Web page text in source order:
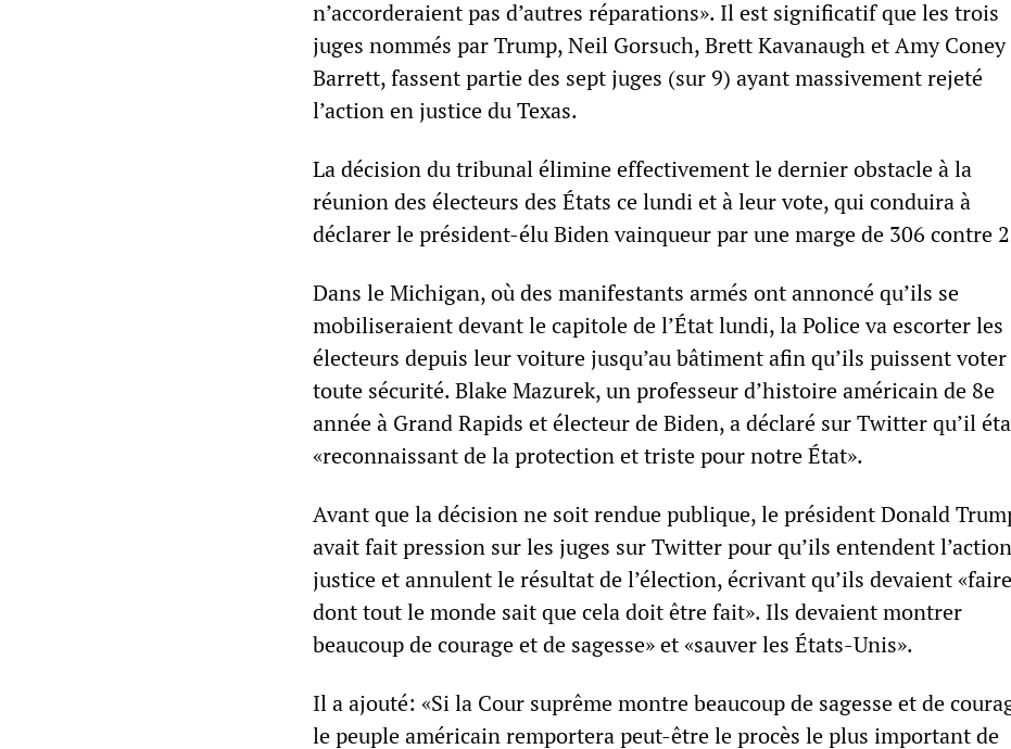
n’accorderaient pas d’autres réparations». Il est significatif que les trois
juges nommés par Trump, Neil Gorsuch, Brett Kavanaugh et Amy Coney
Barrett, fassent partie des sept juges (sur 9) ayant massivement rejeté
l’action en justice du Texas.
La décision du tribunal élimine effectivement le dernier obstacle à la
réunion des électeurs des États ce lundi et à leur vote, qui conduira à
déclarer le président-élu Biden vainqueur par une marge de 306 contre
Dans le Michigan, où des manifestants armés ont annoncé qu’ils se
mobiliseraient devant le capitole de l’État lundi, la Police va escorter les
électeurs depuis leur voiture jusqu’au bâtiment afin qu’ils puissent
toute sécurité. Blake Mazurek, un professeur d’histoire américain de 8e
année à Grand Rapids et électeur de Biden, a déclaré sur Twitter qu’il
«reconnaissant de la protection et triste pour notre État».
Avant que la décision ne soit rendue publique, le président Donald
avait fait pression sur les juges sur Twitter pour qu’ils entendent
justice et annulent le résultat de l’élection, écrivant qu’ils devaient
dont tout le monde sait que cela doit être fait». Ils devaient montrer
beaucoup de courage et de sagesse» et «sauver les États-Unis».
Il a ajouté: «Si la Cour suprême montre beaucoup de sagesse et de
le peuple américain remportera peut-être le procès le plus important de